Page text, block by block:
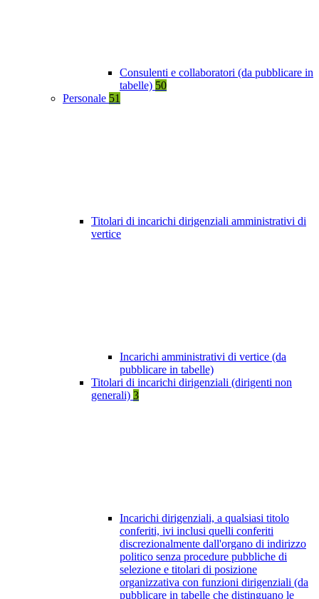
Consulenti e collaboratori (da pubblicare in
tabelle) 50
Personale 51
Titolari di incarichi dirigenziali amministrativi di
vertice
Incarichi amministrativi di vertice (da
pubblicare in tabelle)
Titolari di incarichi dirigenziali (dirigenti non
generali) 3
Incarichi dirigenziali, a qualsiasi titolo
conferiti, ivi inclusi quelli conferiti
discrezionalmente dall'organo di indirizzo
politico senza procedure pubbliche di
selezione e titolari di posizione
organizzativa con funzioni dirigenziali (da
pubblicare in tabelle che distinguano le